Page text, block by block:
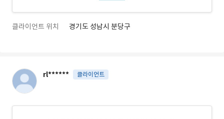
클라이언트 위치 경기도 성남시 분당구
rl****** 클라이언트